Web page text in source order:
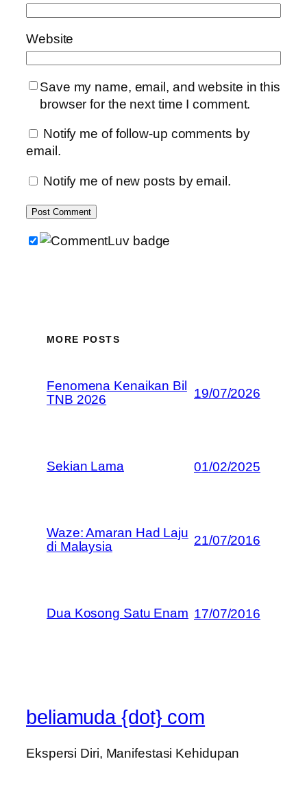
Website
Save my name, email, and website in this
browser for the next time I comment.
Notify me of follow-up comments by
email.
Notify me of new posts by email.
MORE POSTS
Fenomena Kenaikan Bil
TNB 2026
19/07/2026
Sekian Lama 01/02/2025
Waze: Amaran Had Laju
di Malaysia
21/07/2016
Dua Kosong Satu Enam 17/07/2016
beliamuda {dot} com
Ekspersi Diri, Manifestasi Kehidupan